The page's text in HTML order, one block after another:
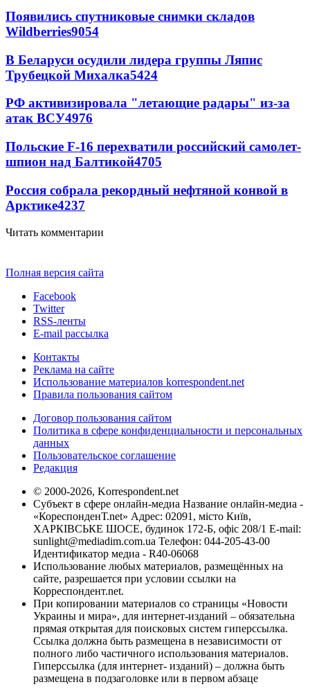
Появились спутниковые снимки складов
Wildberries9054
В Беларуси осудили лидера группы Ляпис
Трубецкой Михалка5424
РФ активизировала "летающие радары" из-за
атак ВСУ4976
Польские F-16 перехватили российский самолет-
шпион над Балтикой4705
Россия собрала рекордный нефтяной конвой в
Арктике4237
Читать комментарии
Полная версия сайта
Facebook
Twitter
RSS-ленты
E-mail рассылка
Контакты
Реклама на сайте
Использование материалов korrespondent.net
Правила пользования сайтом
Договор пользования сайтом
Политика в сфере конфиденциальности и персональных
данных
Пользовательское соглашение
Редакция
© 2000-2026, Korrespondent.net
Субъект в сфере онлайн-медиа Название онлайн-медиа -
«КореспонденТ.net» Адрес: 02091, місто Київ,
ХАРКІВСЬКЕ ШОСЕ, будинок 172-Б, офіс 208/1 E-mail:
sunlight@mediadim.com.ua Телефон: 044-205-43-00
Идентификатор медиа - R40-06068
Использование любых материалов, размещённых на
сайте, разрешается при условии ссылки на
Корреспондент.net.
При копировании материалов со страницы «Новости
Украины и мира», для интернет-изданий – обязательна
прямая открытая для поисковых систем гиперссылка.
Ссылка должна быть размещена в независимости от
полного либо частичного использования материалов.
Гиперссылка (для интернет- изданий) – должна быть
размещена в подзаголовке или в первом абзаце